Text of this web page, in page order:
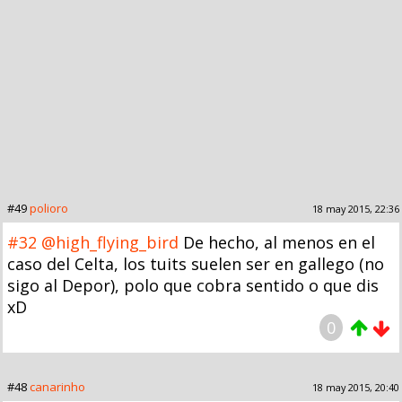
#49polioro 18 may 2015, 22:36
#32 @high_flying_bird De hecho, al menos en el
caso del Celta, los tuits suelen ser en gallego (no
sigo al Depor), polo que cobra sentido o que dis
xD
0
#48canarinho 18 may 2015, 20:40